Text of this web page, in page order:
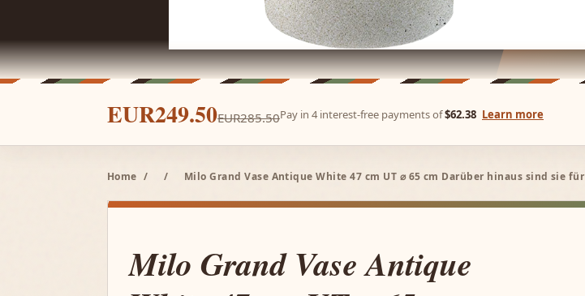
EUR249.50EUR285.50Pay in 4 interest-free payments of$62.38 Learn more
Home / / Milo Grand Vase Antique White 47 cm UT ⌀ 65 cm Darüber hinaus sind sie für
Milo Grand Vase Antique